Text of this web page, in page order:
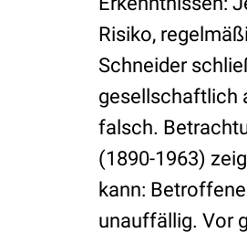
Risiko,
Schneider
gesellschaftlich
falsch.
(1890-1963)
kann:
unauffällig. Vor